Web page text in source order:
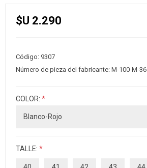
$U 2.290
Código: 9307
Número de pieza del fabricante: M-100-M-36
COLOR: *
TALLE: *